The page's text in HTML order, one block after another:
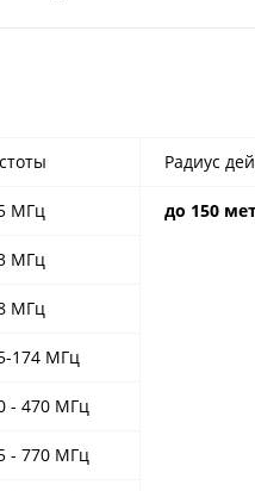
Радиус
МГц до 150
МГц
МГц
174 МГц
- 470 МГц
- 770 МГц